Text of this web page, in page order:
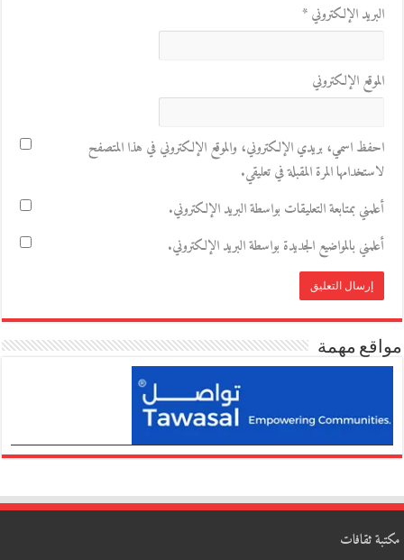
البريد الإلكتروني*
الموقع الإلكتروني
احفظ اسمي، بريدي الإلكتروني، والموقع الإلكتروني في هذا المتصفح
لاستخدامها المرة المقبلة في تعليقي.
أعلمني بمتابعة التعليقات بواسطة البريد الإلكتروني.
أعلمني بالمواضيع الجديدة بواسطة البريد الإلكتروني.
مواقع مهمة
مكتبة ثقافات